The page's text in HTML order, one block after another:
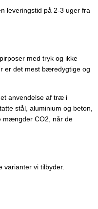
leveringstid på 2-3 uger fra
med tryk og ikke
er det mest bæredygtige og
anvendelse af træ i
stål, aluminium og beton,
mængder CO2, når de
vi tilbyder.